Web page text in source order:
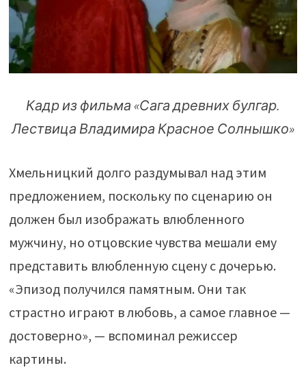
Кадр из фильма «Сага древних булгар.
Лествица Владимира Красное Солнышко»
Хмельницкий долго раздумывал над этим
предложением, поскольку по сценарию он
должен был изображать влюбленного
мужчину, но отцовские чувства мешали ему
представить влюбленную сцену с дочерью.
«Эпизод получился памятным. Они так
страстно играют в любовь, а самое главное —
достоверно», — вспоминал режиссер
картины.